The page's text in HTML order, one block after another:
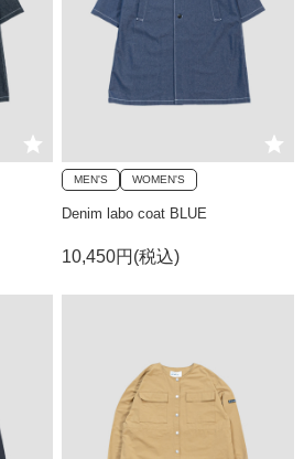
MEN'S WOMEN'S
Denim labo coat BLUE
10,450円(税込)